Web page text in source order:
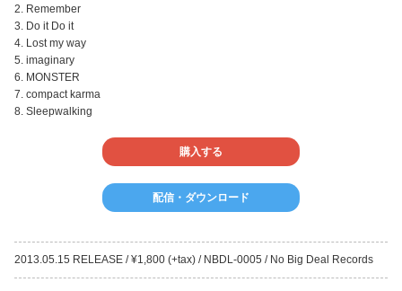
2. Remember
3. Do it Do it
4. Lost my way
5. imaginary
6. MONSTER
7. compact karma
8. Sleepwalking
購入する
配信・ダウンロード
2013.05.15 RELEASE / ¥1,800 (+tax) / NBDL-0005 / No Big Deal Records